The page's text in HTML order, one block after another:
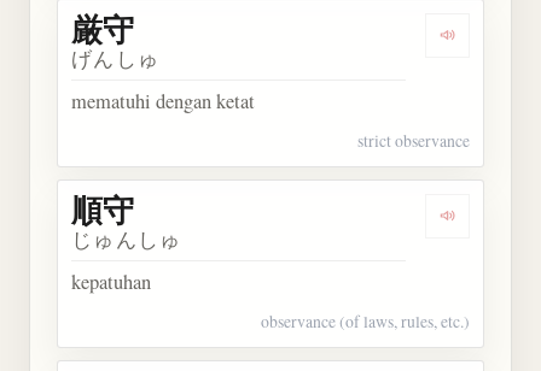
Dengarkan
厳守
げんしゅ
mematuhi dengan ketat
strict observance
Dengarkan
順守
じゅんしゅ
kepatuhan
observance (of laws, rules, etc.)